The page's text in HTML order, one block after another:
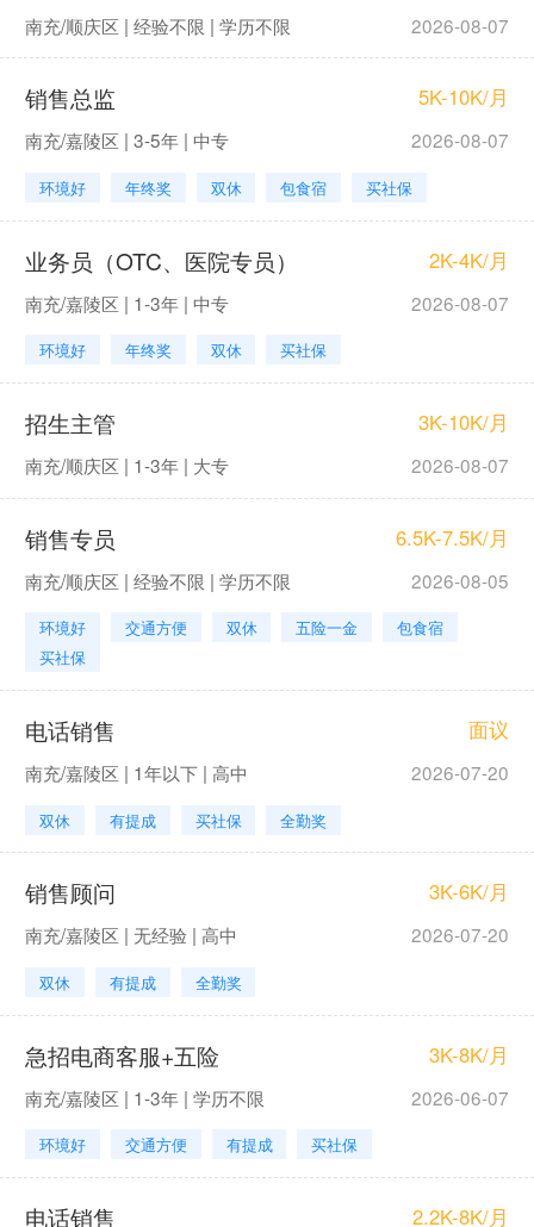
南充/顺庆区 | 经验不限 | 学历不限 2026-08-07
销售总监 5K-10K/月
南充/嘉陵区 | 3-5年 | 中专 2026-08-07
环境好 年终奖 双休 包食宿 买社保
业务员（OTC、医院专员） 2K-4K/月
南充/嘉陵区 | 1-3年 | 中专 2026-08-07
环境好 年终奖 双休 买社保
招生主管 3K-10K/月
南充/顺庆区 | 1-3年 | 大专 2026-08-07
销售专员 6.5K-7.5K/月
南充/顺庆区 | 经验不限 | 学历不限 2026-08-05
环境好 交通方便 双休 五险一金
包食宿
买社保
电话销售 面议
南充/嘉陵区 | 1年以下 | 高中 2026-07-20
双休 有提成 买社保 全勤奖
销售顾问 3K-6K/月
南充/嘉陵区 | 无经验 | 高中 2026-07-20
双休 有提成 全勤奖
急招电商客服+五险 3K-8K/月
南充/嘉陵区 | 1-3年 | 学历不限 2026-06-07
环境好 交通方便 有提成 买社保
电话销售 2.2K-8K/月